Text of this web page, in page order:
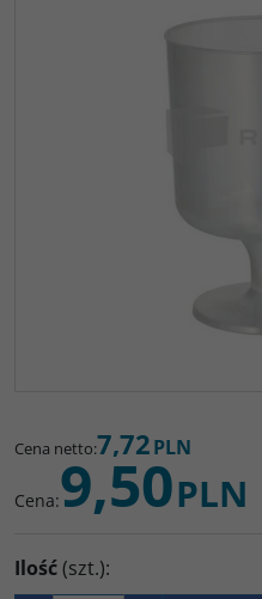
Cena netto:7,72PLN
Cena:9,50PLN
Ilość(szt.):